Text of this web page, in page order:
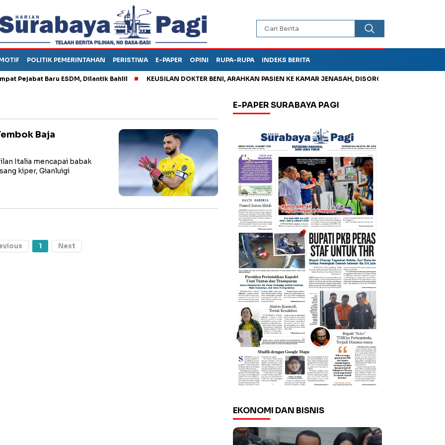
POLITIK PEMERINTAHAN PERISTIWA E-PAPER OPINI RUPA-RUPA INDEKS BERITA
Pejabat Baru ESDM, Dilantik Bahlil KEUSILAN DOKTER BENI, ARAHKAN PASIEN KE KAMAR JENASAH, DISOROT
Baja
Italia mencapai babak
kiper, Gianluigi
1 Next
E-PAPER SURABAYA PAGI
EKONOMI DAN BISNIS